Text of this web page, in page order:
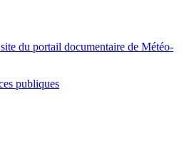
du portail documentaire de Météo-
publiques